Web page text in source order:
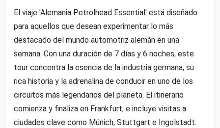
El viaje 'Alemania Petrolhead Essential' está diseñado
para aquellos que desean experimentar lo más
destacado del mundo automotriz alemán en una
semana. Con una duración de 7 días y 6 noches, este
tour concentra la esencia de la industria germana, su
rica historia y la adrenalina de conducir en uno de los
circuitos más legendarios del planeta. El itinerario
comienza y finaliza en Frankfurt, e incluye visitas a
ciudades clave como Múnich, Stuttgart e Ingolstadt.